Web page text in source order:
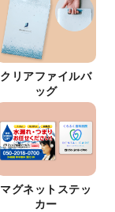
クリアファイルバ
ッグ
マグネットステッ
カー